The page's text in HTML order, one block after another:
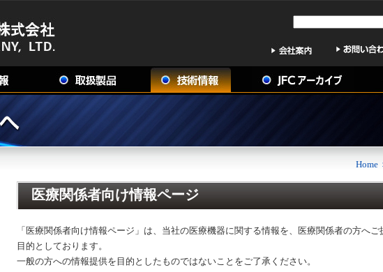
Home
医療関係者向け情報ページ
「医療関係者向け情報ページ」は、当社の医療機器に関する情報を、医療関係者の方へご
目的としております。
一般の方への情報提供を目的としたものではないことをご了承ください。